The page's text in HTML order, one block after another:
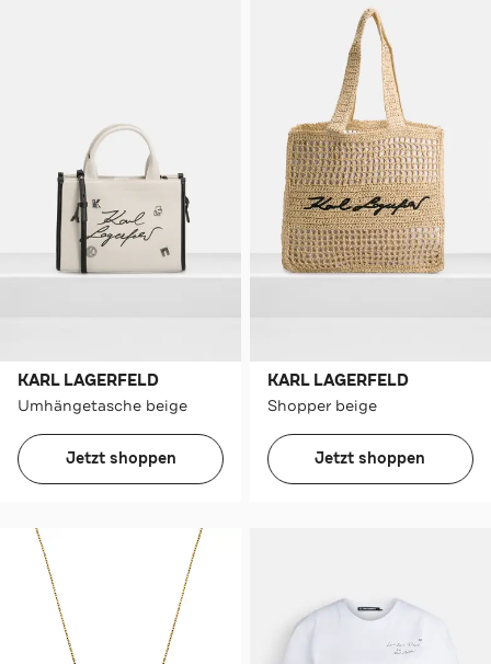
KARL LAGERFELD
Umhängetasche beige
Jetzt shoppen
KARL LAGERFELD
Shopper beige
Jetzt shoppen